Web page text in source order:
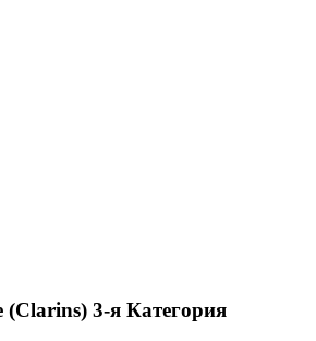
3-я Категория